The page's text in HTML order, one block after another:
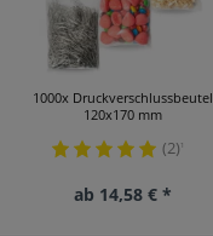
1000x Druckverschlussbeutel
120x170 mm
(2)¹
ab 14,58 € *